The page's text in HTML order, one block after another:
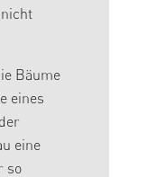
Bäume
eines
eine
so